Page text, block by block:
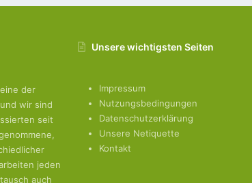
der
wir sind
seit
jeden
auch
Unsere wichtigsten Seiten
Impressum
Nutzungsbedingungen
Datenschutzerklärung
Unsere Netiquette
Kontakt